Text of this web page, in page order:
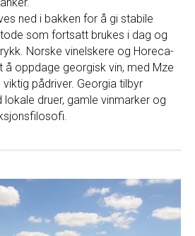
ned i bakken for å gi stabile
som fortsatt brukes i dag og
Norske vinelskere og Horeca-
å oppdage georgisk vin, med Mze
pådriver. Georgia tilbyr
lokale druer, gamle vinmarker og